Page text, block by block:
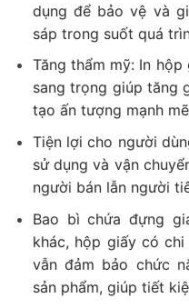
dụng để bảo vệ và
sáp trong suốt quá
Tăng thẩm mỹ: In
sang trọng giúp tăng
tạo ấn tượng mạnh
Tiện lợi cho người
sử dụng và vận
người bán lẫn người
Bao bì chứa đựng
khác, hộp giấy có
vẫn đảm bảo chức
sản phẩm, giúp tiết